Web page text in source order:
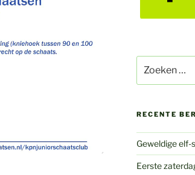
naar:
RECENTE
Geweldige
Eerste